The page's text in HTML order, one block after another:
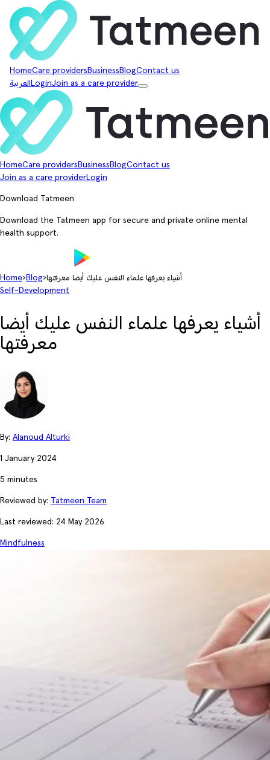
HomeCare providers Business BlogContact us
العربية LoginJoin as a care provider
HomeCare providers Business BlogContact us
Join as a care providerLogin
Download Tatmeen
Download the Tatmeen app for secure and private online mental
health support.
Home› Blog›أشياء يعرفها علماء النفس عليك أيضا معرفتها
Self-Development
أشياء يعرفها علماء النفس عليك أيضا
معرفتها
By: Alanoud Alturki
1 January 2024
5 minutes
Reviewed by: Tatmeen Team
Last reviewed: 24 May 2026
Mindfulness